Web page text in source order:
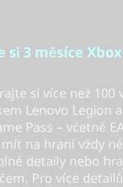
si 3 měsíce
si více než
Lenovo Legion
Pass – včetně
na hraní vždy
detaily nebo
Pro více